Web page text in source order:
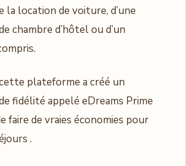
la location de voiture, d’une
chambre d’hôtel ou d’un
plateforme a créé un
fidélité appelé eDreams Prime
faire de vraies économies pour
.